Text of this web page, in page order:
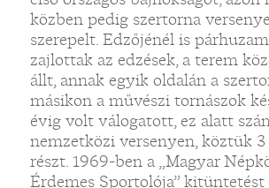
közben pedig szertorna
szerepelt. Edzőjénél is
zajlottak az edzések, a terem
állt, annak egyik oldalán a
másikon a művészi tornászok
évig volt válogatott, ez alatt
nemzetközi versenyen, köztük
részt. 1969-ben a „Magyar
Érdemes Sportolója”